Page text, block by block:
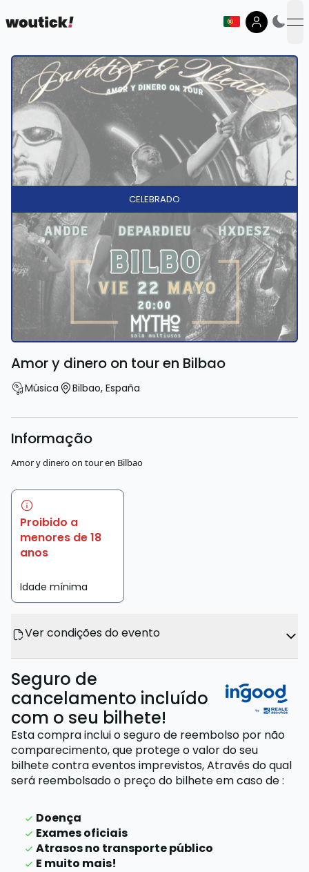
CELEBRADO
Amor y dinero on tour en Bilbao
Música Bilbao, España
Informação
Amor y dinero on tour en Bilbao
Proibido a
menores de 18
anos
Idade mínima
Ver condições do evento
Seguro de
cancelamento incluído
com o seu bilhete!
Esta compra inclui o seguro de reembolso por não
comparecimento, que protege o valor do seu
bilhete contra eventos imprevistos,Através do qual
será reembolsado o preço do bilheteem caso de:
Doença
Exames oficiais
Atrasos no transporte público
E muito mais!